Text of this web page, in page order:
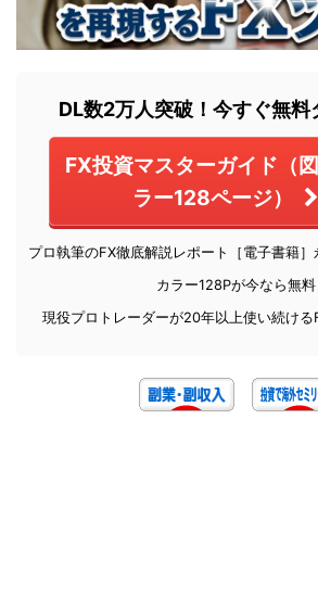
DL数2万人突破！今すぐ無料
FX投資マスターガイド（
ラー128ページ）
プロ執筆のFX徹底解説レポート［電子書籍
カラー128Pが今なら無料
現役プロトレーダーが20年以上使い続ける